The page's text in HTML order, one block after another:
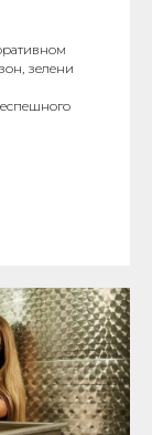
зелени